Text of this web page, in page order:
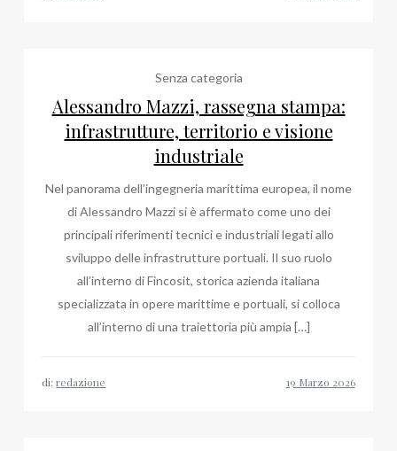
Senza categoria
Alessandro Mazzi, rassegna stampa:
infrastrutture, territorio e visione
industriale
Nel panorama dell’ingegneria marittima europea, il nome
di Alessandro Mazzi si è affermato come uno dei
principali riferimenti tecnici e industriali legati allo
sviluppo delle infrastrutture portuali. Il suo ruolo
all’interno di Fincosit, storica azienda italiana
specializzata in opere marittime e portuali, si colloca
all’interno di una traiettoria più ampia […]
di:redazione